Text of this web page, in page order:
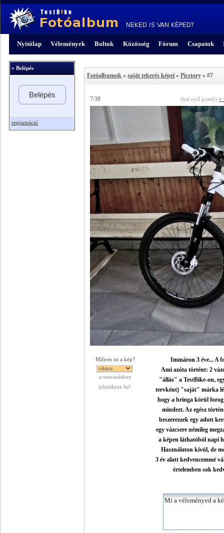
Nyitólap Vélemények Boltok Közösség Fórum Csapatok
» Belépés
Belépés
regisztráció
Fotóalbumok »saját tekerés képei »Picstory » #7
7/38 (bal nyíl gomb) ‹
Milyen ez a kép?
a szavazáshoz
jelentkezz be!
Immáron 3 éve... A
Ami azóta történt: 2
"állás" a TestBike-on,
tervként) "saját" márka
hogy a bringa körül forog
mindezt. Az egész
beszerezzek egy adott
egy vázcsere némileg
a képen láthatóból napi
Használaton kívül, de
3 év alatt kedvencemmé
értelemben sok